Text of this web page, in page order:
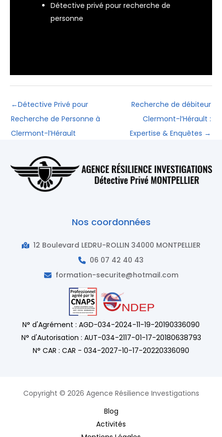
Détective privé pour recherche de
personne
←Détective Privé pour
Recherche de Personne à
Clermont-l’Hérault
Recherche de débiteur
Clermont-l’Hérault :
Expertise & Enquêtes →
Nos coordonnées
12 Boulevard LEDRU-ROLLIN 34000 MONTPELLIER
06 07 42 40 43
formation-securite@hotmail.com
N° d'Agrément : AGD-034-2024-11-19-20190336090
N° d'Autorisation : AUT-034-2117-01-17-20180638793
N° CAR : CAR - 034-2027-10-17-20220336090
Copyright © 2026 Agence Résilience Investigations
Blog
Activités